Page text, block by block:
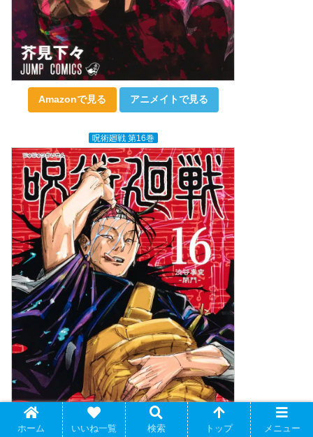
Amazonで見る アニメイトで見る
呪術廻戦 第16巻
ホーム いいね一覧 検索 トップ メニュー